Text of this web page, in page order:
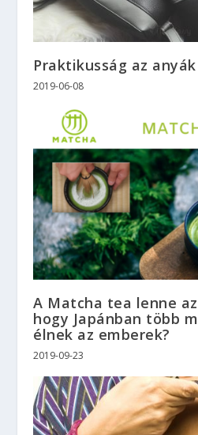
Praktikusság az
2019-06-08
A Matcha tea lenne
hogy Japánban több
élnek az emberek?
2019-09-23